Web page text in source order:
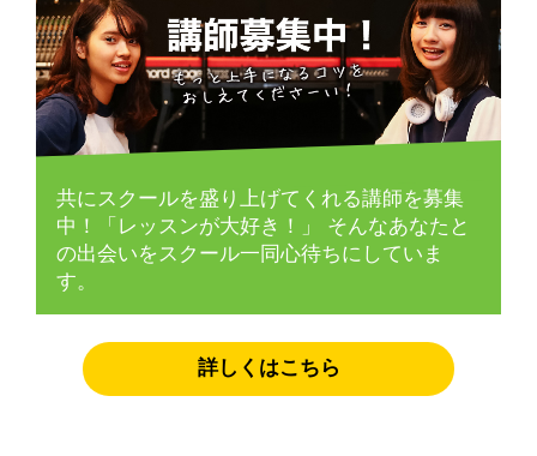
共にスクールを盛り上げてくれる講師を募集
中！「レッスンが大好き！」 そんなあなたと
の出会いをスクール一同心待ちにしていま
す。
詳しくはこちら